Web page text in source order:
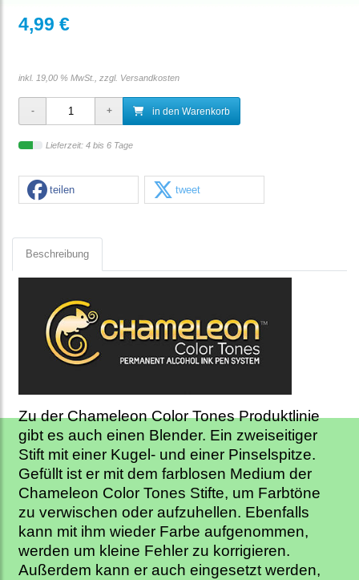
4,99 €
inkl. 19,00 % MwSt., zzgl. Versandkosten
in den Warenkorb
Lieferzeit: 4 bis 6 Tage
teilen tweet
Beschreibung
Zu der Chameleon Color Tones Produktlinie
gibt es auch einen Blender. Ein zweiseitiger
Stift mit einer Kugel- und einer Pinselspitze.
Gefüllt ist er mit dem farblosen Medium der
Chameleon Color Tones Stifte, um Farbtöne
zu verwischen oder aufzuhellen. Ebenfalls
kann mit ihm wieder Farbe aufgenommen,
werden um kleine Fehler zu korrigieren.
Außerdem kann er auch eingesetzt werden,